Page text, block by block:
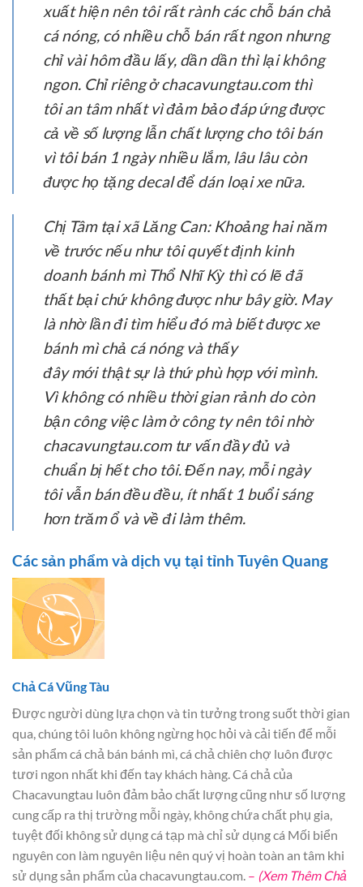
xuất hiện nên tôi rất rành các chỗ bán chả
cá nóng, có nhiều chỗ bán rất ngon nhưng
chỉ vài hôm đầu lấy, dần dần thì lại không
ngon. Chỉ riêng ở chacavungtau.com thì
tôi an tâm nhất vì đảm bảo đáp ứng được
cả về số lượng lẫn chất lượng cho tôi bán
vì tôi bán 1 ngày nhiều lắm, lâu lâu còn
được họ tặng decal để dán loại xe nữa.
Chị Tâm tại xã Lăng Can:Khoảng hai năm
về trước nếu như tôi quyết định kinh
doanh bánh mì Thổ Nhĩ Kỳ thì có lẽ đã
thất bại chứ không được như bây giờ. May
là nhờ lần đi tìm hiểu đó mà biết được xe
bánh mì chả cá nóng và thấy
đây mới thật sự là thứ phù hợp với mình.
Vì không có nhiều thời gian rảnh do còn
bận công việc làm ở công ty nên tôi nhờ
chacavungtau.com tư vấn đầy đủ và
chuẩn bị hết cho tôi. Đến nay, mỗi ngày
tôi vẫn bán đều đều, ít nhất 1 buổi sáng
hơn trăm ổ và về đi làm thêm.
Các sản phẩm và dịch vụ tại tỉnh Tuyên Quang
Chả Cá Vũng Tàu
Được người dùng lựa chọn và tin tưởng trong suốt thời gian
qua, chúng tôi luôn không ngừng học hỏi và cải tiến để mỗi
sản phẩm cá chả bán bánh mì, cá chả chiên chợ luôn được
tươi ngon nhất khi đến tay khách hàng. Cá chả của
Chacavungtau luôn đảm bảo chất lượng cũng như số lượng
cung cấp ra thị trường mỗi ngày, không chứa chất phụ gia,
tuyệt đối không sử dụng cá tạp mà chỉ sử dụng cá Mối biển
nguyên con làm nguyên liệu nên quý vị hoàn toàn an tâm khi
sử dụng sản phẩm của chacavungtau.com. – (Xem Thêm Chả